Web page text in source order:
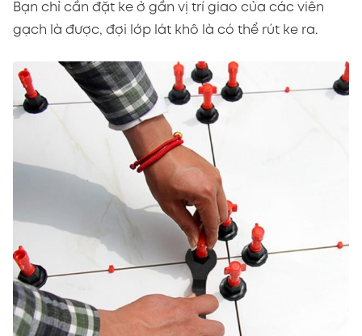
Bạn chỉ cần đặt ke ở gần vị trí giao của các viên
gạch là được, đợi lớp lát khô là có thể rút ke ra.